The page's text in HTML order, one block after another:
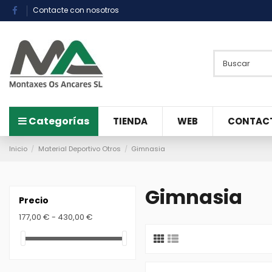
Contacte con nosotros
Categorías TIENDA WEB
Inicio Material Deportivo Otros Gimnasia
Gimnasia
Precio
177,00 € - 430,00 €